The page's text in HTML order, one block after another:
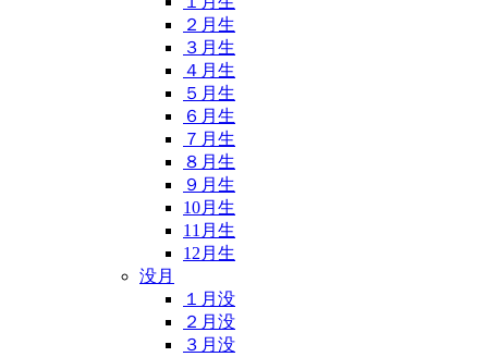
２月生
３月生
４月生
５月生
６月生
７月生
８月生
９月生
10月生
11月生
12月生
没月
１月没
２月没
３月没